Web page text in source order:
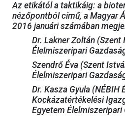
Az etikától a taktikáig: a
nézőpontból című, a Magyar
2016 januári számában
Dr. Lakner Zoltán (Szent
Élelmiszeripari
Szendrő Éva (Szent
Élelmiszeripari
Dr. Kasza Gyula
Kockázatértékelési
Egyetem Élelmiszeripari